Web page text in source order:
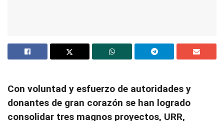
Con voluntad y esfuerzo de autoridades y
donantes de gran corazón se han logrado
consolidar tres magnos proyectos, URR,